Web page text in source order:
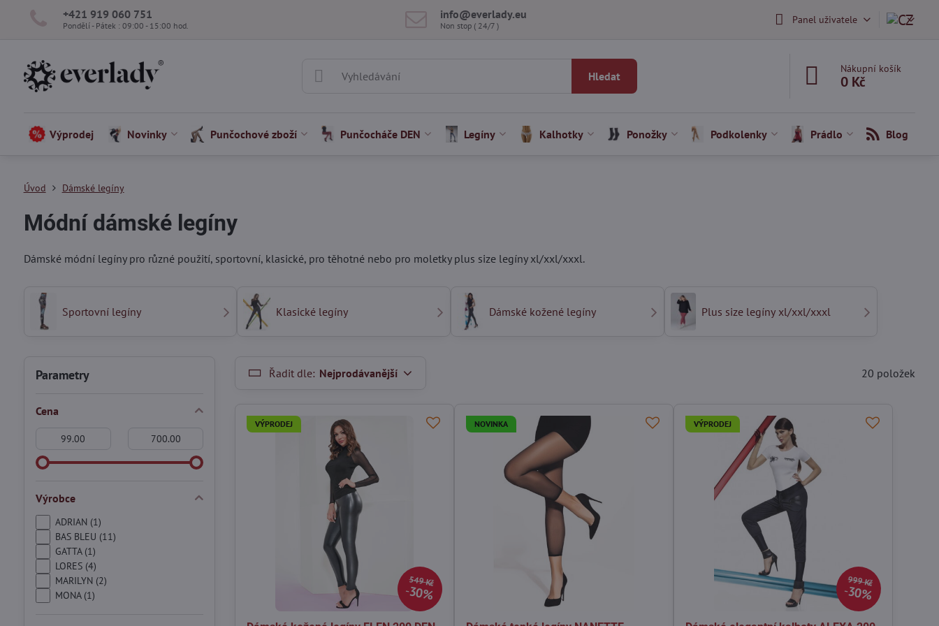
+421 919 060 751
Pondělí - Pátek : 09:00 - 15:00 hod.
info​@everlady​.eu
Non stop ( 24/7 ) Panel uživatele
Hledat
Nákupní košík
0 Kč
Výprodej Novinky Punčochové zboží Punčocháče DEN Legíny Kalhotky Ponožky Podkolenky Prádlo Blog
Úvod Dámské legíny
Módní dámské legíny
Dámské módní legíny pro různé použití, sportovní, klasické, pro těhotné nebo pro moletky plus size legíny xl/xxl/xxxl.
Sportovní legíny Klasické legíny Dámské kožené legíny Plus size legíny xl/xxl/xxxl
Řadit dle: Nejprodávanější 20 položek
549 Kč
30%
VÝPRODEJ NOVINKA
999 Kč
30%
VÝPRODEJ
Parametry
Cena
Výrobce
ADRIAN (1)
BAS BLEU (11)
GATTA (1)
LORES (4)
MARILYN (2)
MONA (1)